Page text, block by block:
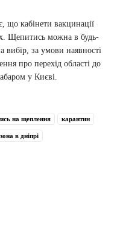
що кабінети вакцинації
Щепитись можна в будь-
вибір, за умови наявності
про перехід області до
у Києві.
на щеплення карантин
в дніпрі